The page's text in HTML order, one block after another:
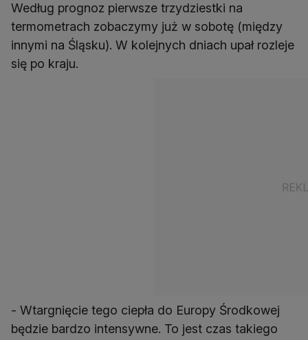
Według prognoz pierwsze trzydziestki na
termometrach zobaczymy już w sobotę (między
innymi na Śląsku). W kolejnych dniach upał rozleje
się po kraju.
- Wtargnięcie tego ciepła do Europy Środkowej
będzie bardzo intensywne. To jest czas takiego